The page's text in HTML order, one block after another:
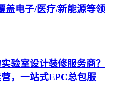
盖电子/医疗/新能源等领
验室设计装修服务商？
，一站式EPC总包服